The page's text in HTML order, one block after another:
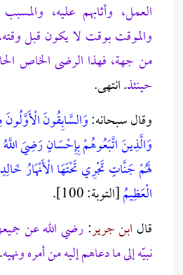
العمل، وأثابهم عليه،
والموقت بوقت لا يكون قبل
من جهة، فهذا الرضى الخاص
حينئذ. انتهى.
وقال سبحانه:وَالسَّابِقُونَ
وَالَّذِينَ اتَّبَعُوهُمْ بِإِحْسَانٍ رَضِيَ
لَهُمْ جَنَّاتٍ تَجْرِي تَحْتَهَا الْأَنْهَارُ
الْعَظِيمُ[التوبة: 100].
قال ابن جرير:رضي الله عن
نبيّه إلى ما دعاهم إليه من أمره ونهيه